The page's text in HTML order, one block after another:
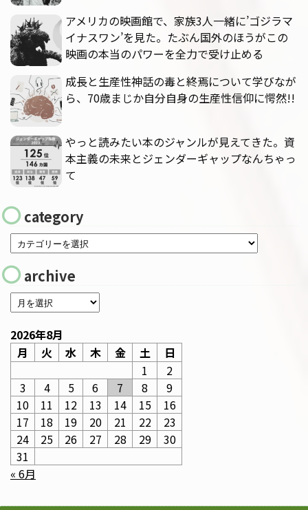
アメリカの映画館で、家族3人一緒に’ゴジラマ
イナスワン’を見た。たぶん国外のほうがこの
映画の本当のパワーを全力で受け止める
成長と生産性神話の毒と終焉について学びなが
ら、70歳まじか自分自身の生産性信仰に愕然!!
やっと読みたい本のジャンルが見えてきた。資
本主義の未来とジェンダーギャップなんちゃっ
て
category
archive
2026年8月
月
火 水 木 金 土
日
1
2
3
4 5 6 7 8
9
10
11 12 13 14 15
16
17
18 19 20 21 22
23
24
25 26 27 28 29
30
31
« 6月